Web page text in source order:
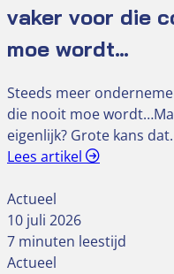
vaker voor die
moe wordt…
Steeds meer
die nooit moe
eigenlijk? Grote kans
Lees artikel
Actueel
10 juli 2026
7 minuten leestijd
Actueel